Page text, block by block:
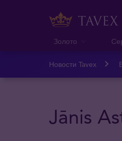
Золото
Новости Tavex
Jānis